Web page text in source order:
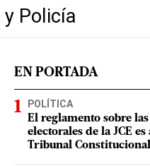
Policía
EN PORTADA
POLÍTICA
El reglamento sobre las
electorales de la JCE
Tribunal Constitucional